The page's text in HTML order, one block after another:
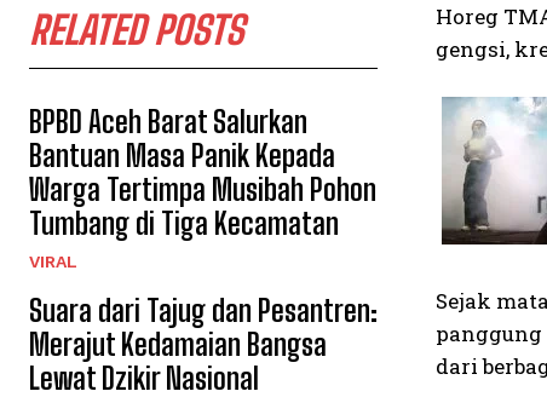
RELATED POSTS
BPBD Aceh Barat Salurkan
Bantuan Masa Panik Kepada
Warga Tertimpa Musibah Pohon
Tumbang di Tiga Kecamatan
VIRAL
Suara dari Tajug dan Pesantren:
Merajut Kedamaian Bangsa
Lewat Dzikir Nasional
Horeg
gengsi,
Sejak
dari